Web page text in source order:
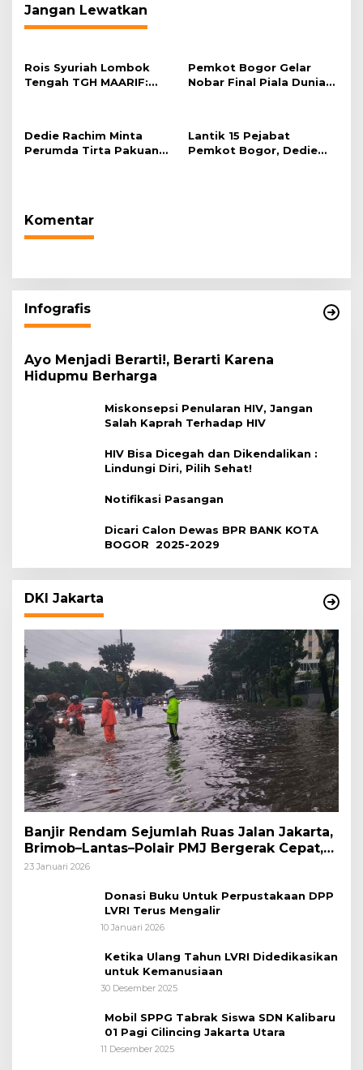
Jangan Lewatkan
Rois Syuriah Lombok
Tengah TGH MAARIF:
Pemkot Bogor Gelar
Nobar Final Piala Dunia
Dedie Rachim Minta
Perumda Tirta Pakuan
Lantik 15 Pejabat
Pemkot Bogor, Dedie
Komentar
Infografis
Ayo Menjadi Berarti!, Berarti Karena
Hidupmu Berharga
Miskonsepsi Penularan HIV, Jangan
Salah Kaprah Terhadap HIV
HIV Bisa Dicegah dan Dikendalikan :
Lindungi Diri, Pilih Sehat!
Notifikasi Pasangan
Dicari Calon Dewas BPR BANK KOTA
BOGOR 2025-2029
DKI Jakarta
Banjir Rendam Sejumlah Ruas Jalan Jakarta,
Brimob–Lantas–Polair PMJ Bergerak Cepat,
Polri Siagakan 128.247 Personel Secara
23 Januari 2026
Donasi Buku Untuk Perpustakaan DPP
LVRI Terus Mengalir
10 Januari 2026
Ketika Ulang Tahun LVRI Didedikasikan
untuk Kemanusiaan
30 Desember 2025
Mobil SPPG Tabrak Siswa SDN Kalibaru
01 Pagi Cilincing Jakarta Utara
11 Desember 2025